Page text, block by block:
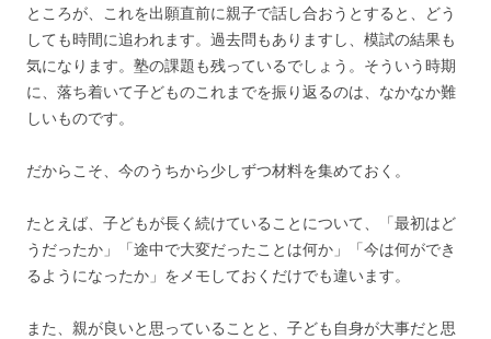
ところが、これを出願直前に親子で話し合おうとすると、どう
しても時間に追われます。過去問もありますし、模試の結果も
気になります。塾の課題も残っているでしょう。そういう時期
に、落ち着いて子どものこれまでを振り返るのは、なかなか難
しいものです。
だからこそ、今のうちから少しずつ材料を集めておく。
たとえば、子どもが長く続けていることについて、「最初はど
うだったか」「途中で大変だったことは何か」「今は何ができ
るようになったか」をメモしておくだけでも違います。
また、親が良いと思っていることと、子ども自身が大事だと思